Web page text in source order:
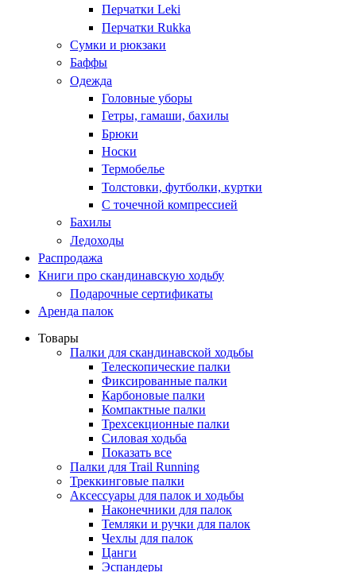
Перчатки Leki
Перчатки Rukka
Сумки и рюкзаки
Баффы
Одежда
Головные уборы
Гетры, гамаши, бахилы
Брюки
Носки
Термобелье
Толстовки, футболки, куртки
С точечной компрессией
Бахилы
Ледоходы
Распродажа
Книги про скандинавскую ходьбу
Подарочные сертификаты
Аренда палок
Товары
Палки для скандинавской ходьбы
Телескопические палки
Фиксированные палки
Карбоновые палки
Компактные палки
Трехсекционные палки
Силовая ходьба
Показать все
Палки для Trail Running
Треккинговые палки
Аксессуары для палок и ходьбы
Наконечники для палок
Темляки и ручки для палок
Чехлы для палок
Цанги
Эспандеры